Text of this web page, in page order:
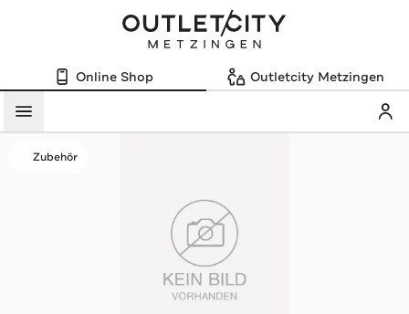
Online Shop Outletcity Metzingen
Menü
Zubehör